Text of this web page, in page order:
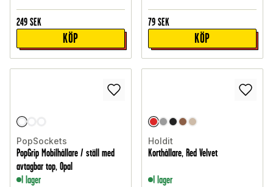
249 SEK
KÖP
79 SEK
KÖP
PopSockets
PopGrip Mobilhållare / ställ med
avtagbar top, Opal
I lager
Holdit
Korthållare, Red Velvet
I lager